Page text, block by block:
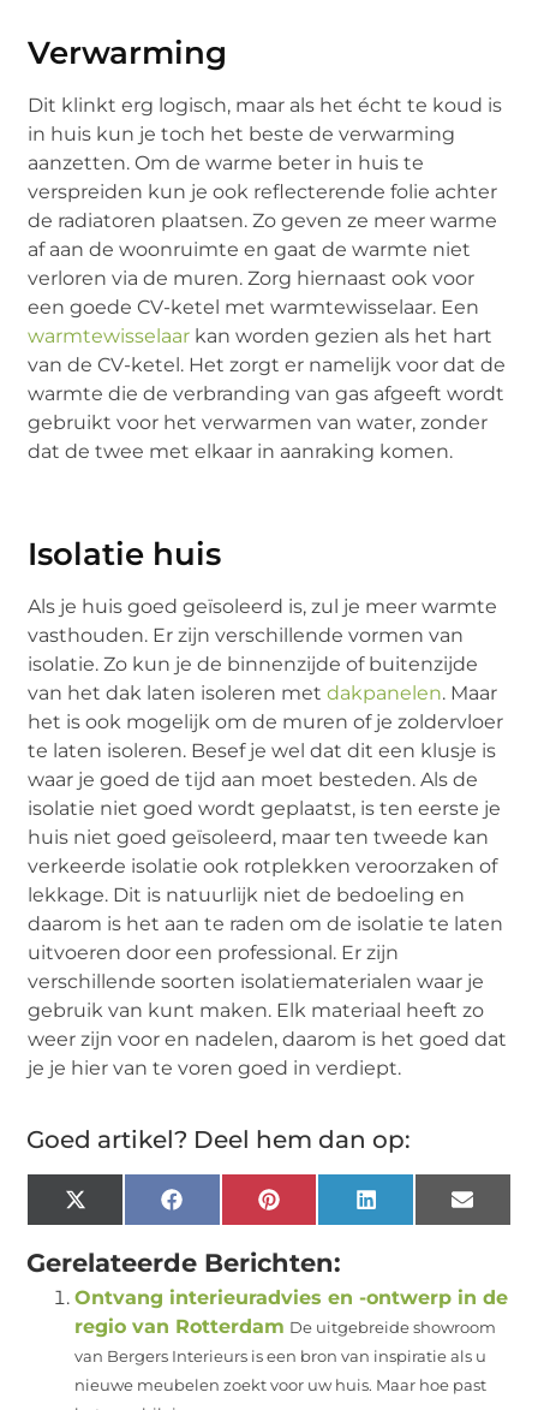
Verwarming
Dit klinkt erg logisch, maar als het écht te koud is
in huis kun je toch het beste de verwarming
aanzetten. Om de warme beter in huis te
verspreiden kun je ook reflecterende folie achter
de radiatoren plaatsen. Zo geven ze meer warme
af aan de woonruimte en gaat de warmte niet
verloren via de muren. Zorg hiernaast ook voor
een goede CV-ketel met warmtewisselaar. Een
warmtewisselaar kan worden gezien als het hart
van de CV-ketel. Het zorgt er namelijk voor dat de
warmte die de verbranding van gas afgeeft wordt
gebruikt voor het verwarmen van water, zonder
dat de twee met elkaar in aanraking komen.
Isolatie huis
Als je huis goed geïsoleerd is, zul je meer warmte
vasthouden. Er zijn verschillende vormen van
isolatie. Zo kun je de binnenzijde of buitenzijde
van het dak laten isoleren metdakpanelen. Maar
het is ook mogelijk om de muren of je zoldervloer
te laten isoleren. Besef je wel dat dit een klusje is
waar je goed de tijd aan moet besteden. Als de
isolatie niet goed wordt geplaatst, is ten eerste je
huis niet goed geïsoleerd, maar ten tweede kan
verkeerde isolatie ook rotplekken veroorzaken of
lekkage. Dit is natuurlijk niet de bedoeling en
daarom is het aan te raden om de isolatie te laten
uitvoeren door een professional. Er zijn
verschillende soorten isolatiematerialen waar je
gebruik van kunt maken. Elk materiaal heeft zo
weer zijn voor en nadelen, daarom is het goed dat
je je hier van te voren goed in verdiept.
Goed artikel? Deel hem dan op:
X
(Twitter)
FacebookPinterest LinkedIn Email
Gerelateerde Berichten:
Ontvang interieuradvies en -ontwerp in de
regio van Rotterdam De uitgebreide showroom
van Bergers Interieurs is een bron van inspiratie als u
nieuwe meubelen zoekt voor uw huis. Maar hoe past